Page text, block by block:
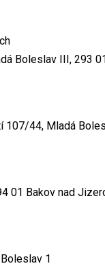
Boleslav III, 293
44, Mladá
01 Bakov nad
1